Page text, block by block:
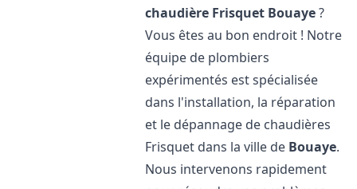
chaudière Frisquet Bouaye?
Vous êtes au bon endroit ! Notre
équipe de plombiers
expérimentés est spécialisée
dans l'installation, la réparation
et le dépannage de chaudières
Frisquet dans la ville de Bouaye.
Nous intervenons rapidement